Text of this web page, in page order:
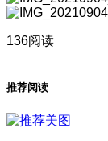
136阅读
推荐阅读